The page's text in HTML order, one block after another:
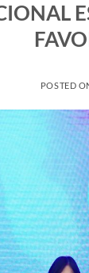
POSTED